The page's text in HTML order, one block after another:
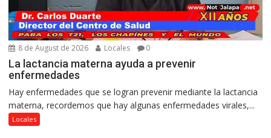
8 de August de 2026 Locales 0
La lactancia materna ayuda a prevenir
enfermedades
Hay enfermedades que se logran prevenir mediante la lactancia
materna, recordemos que hay algunas enfermedades virales,...
Locales